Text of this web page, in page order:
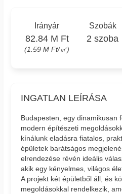
Irányár
82.84 M Ft
(1.59 M Ft/㎡)
Szobák
2 szoba
INGATLAN LEÍRÁSA
Budapesten, egy dinamikusan
modern építészeti
kínálunk eladásra fiatalos,
épületek barátságos
elrendezése révén ideális
akik egy kényelmes, világos
A projekt két épületből áll, és
megoldásokkal rendelkezik,